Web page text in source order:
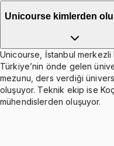
Unicourse kimlerden
Unicourse, İstanbul
Türkiye’nin önde gelen
mezunu, ders verdiği
oluşuyor. Teknik ekip ise
mühendislerden oluşuyor.